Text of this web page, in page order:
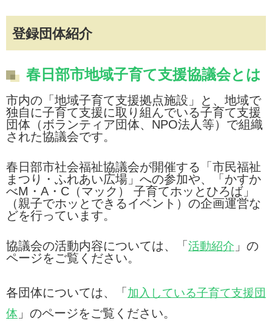
登録団体紹介
春日部市地域子育て支援協議会とは
市内の「地域子育て支援拠点施設」と、地域で
独自に子育て支援に取り組んでいる子育て支援
団体（ボランティア団体、NPO法人等）で組織
された協議会です。
春日部市社会福祉協議会が開催する「市民福祉
まつり・ふれあい広場」への参加や、「かすか
べM・A・C（マック） 子育てホッとひろば」
（親子でホッとできるイベント）の企画運営な
どを行っています。
協議会の活動内容については、「 活動紹介 」の
ページをご覧ください。
各団体については、「 加入している子育て支援団
体 」のページをご覧ください。